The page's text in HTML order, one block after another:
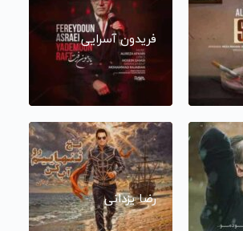
فریدون آسرایی
رضا یزدانی